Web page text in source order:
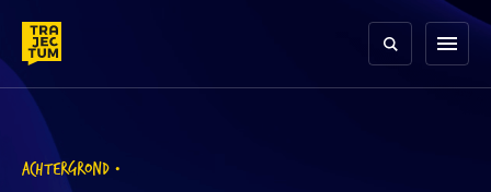
content
menu
ACHTERGROND